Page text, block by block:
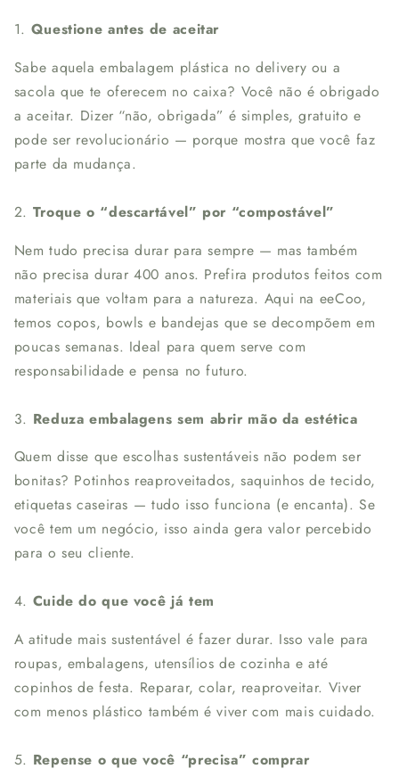
1. Questione antes de aceitar
Sabe aquela embalagem plástica no delivery ou a
sacola que te oferecem no caixa? Você não é obrigado
a aceitar. Dizer “não, obrigada” é simples, gratuito e
pode ser revolucionário — porque mostra que você faz
parte da mudança.
2. Troque o “descartável” por “compostável”
Nem tudo precisa durar para sempre — mas também
não precisa durar 400 anos. Prefira produtos feitos com
materiais que voltam para a natureza. Aqui na eeCoo,
temos copos, bowls e bandejas que se decompõem em
poucas semanas. Ideal para quem serve com
responsabilidade e pensa no futuro.
3. Reduza embalagens sem abrir mão da estética
Quem disse que escolhas sustentáveis não podem ser
bonitas? Potinhos reaproveitados, saquinhos de tecido,
etiquetas caseiras — tudo isso funciona (e encanta). Se
você tem um negócio, isso ainda gera valor percebido
para o seu cliente.
4. Cuide do que você já tem
A atitude mais sustentável é fazer durar. Isso vale para
roupas, embalagens, utensílios de cozinha e até
copinhos de festa. Reparar, colar, reaproveitar. Viver
com menos plástico também é viver com mais cuidado.
5. Repense o que você “precisa” comprar